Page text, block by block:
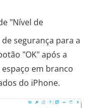
"Nível de
segurança para a
"OK" após a
em branco
do iPhone.